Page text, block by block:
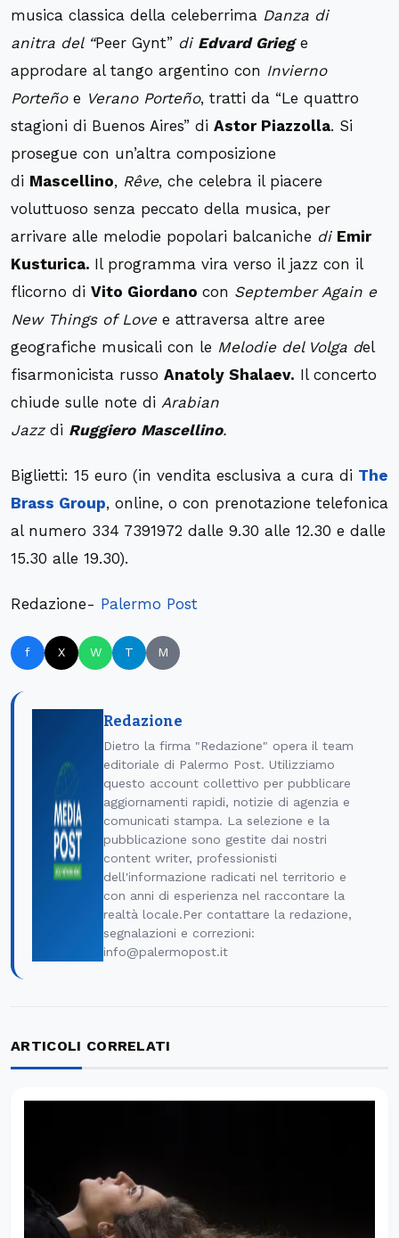
musica classica della celeberrima Danza di
anitra del “Peer Gynt” di Edvard Grieg e
approdare al tango argentino con Invierno
Porteñoe Verano Porteño, tratti da “Le quattro
stagioni di Buenos Aires” di Astor Piazzolla. Si
prosegue con un’altra composizione
di Mascellino, Rêve, che celebra il piacere
voluttuoso senza peccato della musica, per
arrivare alle melodie popolari balcaniche di Emir
Kusturica. Il programma vira verso il jazz con il
flicorno di Vito Giordano con September Again e
New Things of Love e attraversa altre aree
geografiche musicali con le Melodie del Volga del
fisarmonicista russo Anatoly Shalaev. Il concerto
chiude sulle note di Arabian
Jazz di Ruggiero Mascellino.
Biglietti: 15 euro (in vendita esclusiva a cura di The
Brass Group, online, o con prenotazione telefonica
al numero 334 7391972 dalle 9.30 alle 12.30 e dalle
15.30 alle 19.30).
Redazione- Palermo Post
f X W T M
Redazione
Dietro la firma "Redazione" opera il team
editoriale di Palermo Post. Utilizziamo
questo account collettivo per pubblicare
aggiornamenti rapidi, notizie di agenzia e
comunicati stampa. La selezione e la
pubblicazione sono gestite dai nostri
content writer, professionisti
dell'informazione radicati nel territorio e
con anni di esperienza nel raccontare la
realtà locale.Per contattare la redazione,
segnalazioni e correzioni:
info@palermopost.it
ARTICOLI CORRELATI